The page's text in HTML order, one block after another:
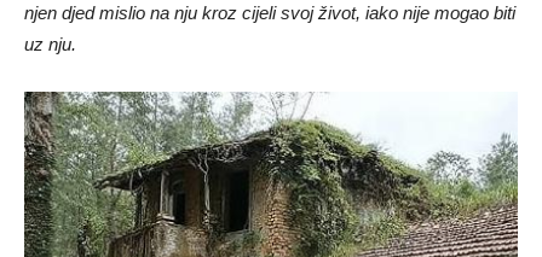
njen djed mislio na nju kroz cijeli svoj život, iako nije mogao biti
uz nju.